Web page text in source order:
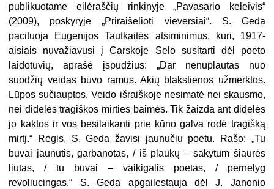
publikuotame eilėraščių rinkinyje „Pavasario keleivis“
(2009), poskyryje „Priraišelioti vieversiai“. S. Geda
pacituoja Eugenijos Tautkaitės atsiminimus, kuri, 1917-
aisiais nuvažiavusi į Carskoje Selo susitarti dėl poeto
laidotuvių, aprašė įspūdžius: „Dar nenuplautas nuo
suodžių veidas buvo ramus. Akių blakstienos užmerktos.
Lūpos sučiauptos. Veido išraiškoje nesimatė nei skausmo,
nei didelės tragiškos mirties baimės. Tik žaizda ant didelės
jo kaktos ir vos besilaikanti prie kūno galva rodė tragišką
mirtį.“ Regis, S. Geda žavisi jaunučiu poetu. Rašo: „Tu
buvai jaunutis, garbanotas, / iš plaukų – sakytum šiaurės
liūtas, / tu buvai – vaikigalis poetas, / pernelyg
revoliucingas.“ S. Geda apgailestauja dėl J. Janonio